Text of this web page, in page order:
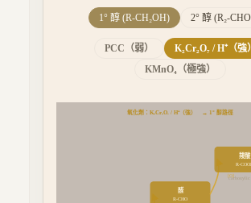
1° 醇 (R-CH₂OH) 2° 醇 (R₂-
PCC（弱）
K₂Cr₂O₇ / H⁺（強）
KMnO₄（極強）
醛
R-CHO
[O]
羧酸
R-
carboxylic
氧化劑：K₂Cr₂O₇ / H⁺（強） → 1° 醇路徑